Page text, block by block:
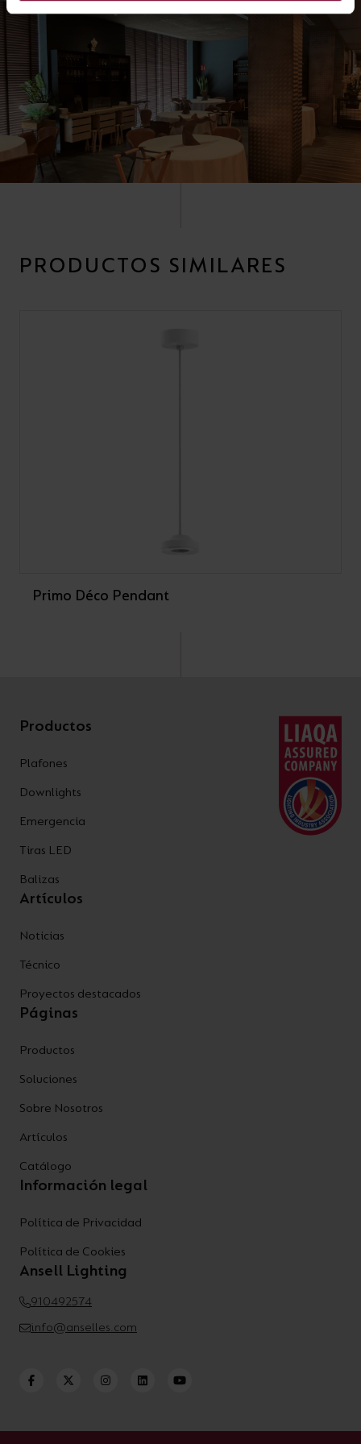
PRODUCTOS SIMILARES
Primo Déco Pendant
Productos
Plafones
Downlights
Emergencia
Tiras LED
Balizas
Artículos
Noticias
Técnico
Proyectos destacados
Páginas
Productos
Soluciones
Sobre Nosotros
Artículos
Catálogo
Información legal
Política de Privacidad
Política de Cookies
Ansell Lighting
910492574
info@anselles.com